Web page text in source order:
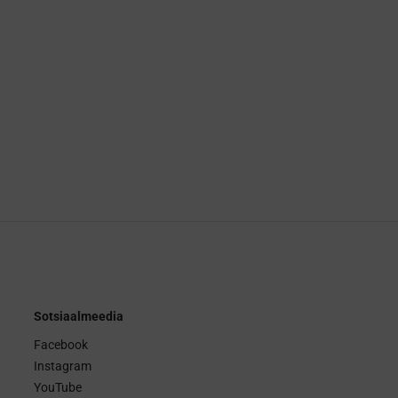
Sotsiaalmeedia
Facebook
Instagram
YouTube